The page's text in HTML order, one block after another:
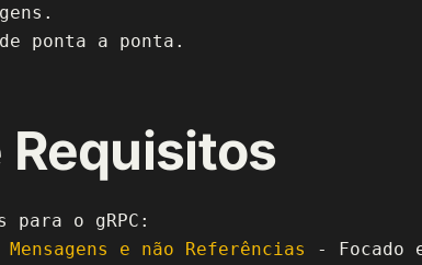
ponta a ponta.
o gRPC:
e não Referências
- Focado